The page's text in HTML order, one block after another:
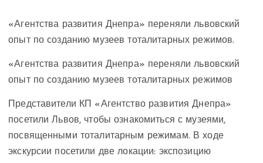
«Агентства развития Днепра» переняли львовский
опыт по созданию музеев тоталитарных режимов.
«Агентства развития Днепра» переняли львовский
опыт по созданию музеев тоталитарных режимов
Представители КП «Агентство развития Днепра»
посетили Львов, чтобы ознакомиться с музеями,
посвященными тоталитарным режимам. В ходе
экскурсии посетили две локации: экспозицию